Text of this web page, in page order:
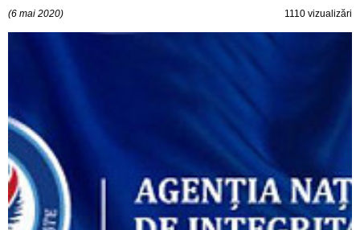
(6 mai 2020) 1110 vizualizări